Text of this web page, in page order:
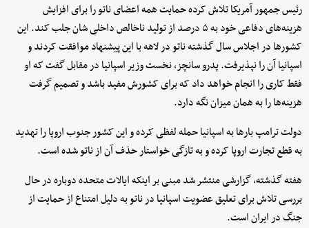
رئیس جمهور آمریکا تلاش کرده حمایت همه اعضای ناتو را برای افزایش
هزینه‌های دفاعی خود به ۵ درصد از تولید ناخالص داخلی شان جلب کند. این
کشورها در اجلاس سال گذشته ناتو در لاهه با این پیشنهاد موافقت کردند و
اسپانیا آن را نپذیرفت. پدرو سانچز، نخست وزیر اسپانیا در مقابل گفت که او
فقط کاری را انجام خواهد داد که برای کشورش مفید باشد و تصمیم گرفت
هزینه‌ها را به همان میزان نگه دارد.
دولت ترامپ بارها به اسپانیا حمله لفظی کرده و این کشور جنوب اروپا را تهدید
به قطع تجارت اروپا کرده و به تازگی خواستار حذف آن از ناتو شده است.
هفته گذشته، گزارشی منتشر شد مبنی بر اینکه ایالات متحده دوباره در حال
بررسی تلاش برای تعلیق عضویت اسپانیا در ناتو به دلیل امتناع از حمایت از
جنگ در ایران است.